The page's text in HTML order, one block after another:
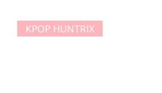
KPOP HUNTRIX